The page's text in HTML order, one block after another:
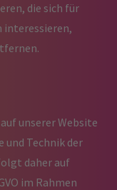
die sich für
interessieren,
unserer Website
und Technik der
daher auf
im Rahmen